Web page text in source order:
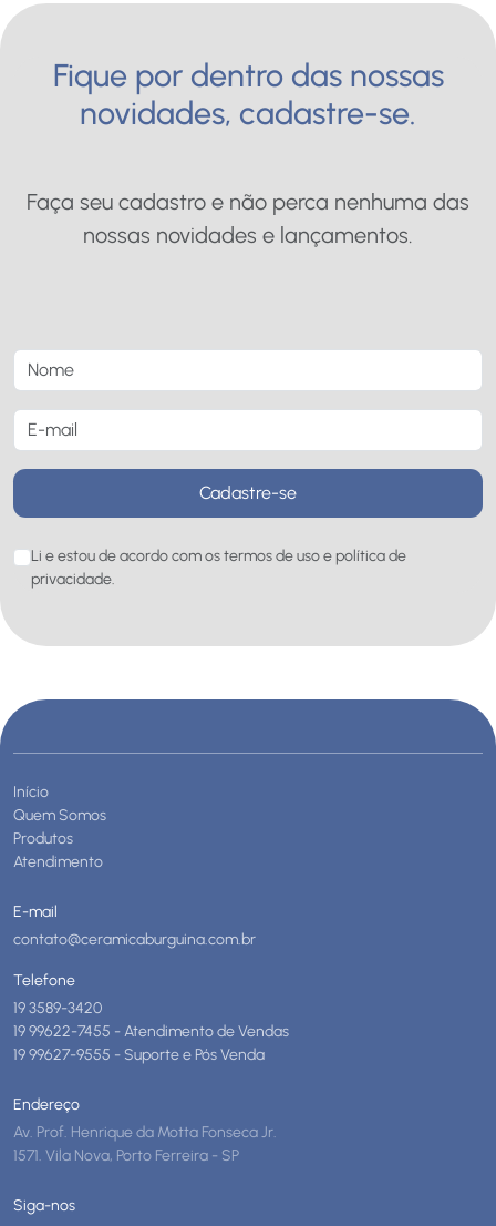
Fique por dentro das nossas
novidades, cadastre-se.
Faça seu cadastro e não perca nenhuma das
nossas novidades e lançamentos.
Cadastre-se
Li e estou de acordo com os termos de uso e política de
privacidade.
Início
Quem Somos
Produtos
Atendimento
E-mail
contato@ceramicaburguina.com.br
Telefone
19 3589-3420
19 99622-7455 - Atendimento de Vendas
19 99627-9555 - Suporte e Pós Venda
Endereço
Av. Prof. Henrique da Motta Fonseca Jr.
1571. Vila Nova, Porto Ferreira - SP
Siga-nos